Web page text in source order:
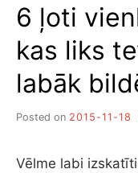
6 ļoti
kas liks
labāk
Posted on 2015-11-18
Vēlme labi